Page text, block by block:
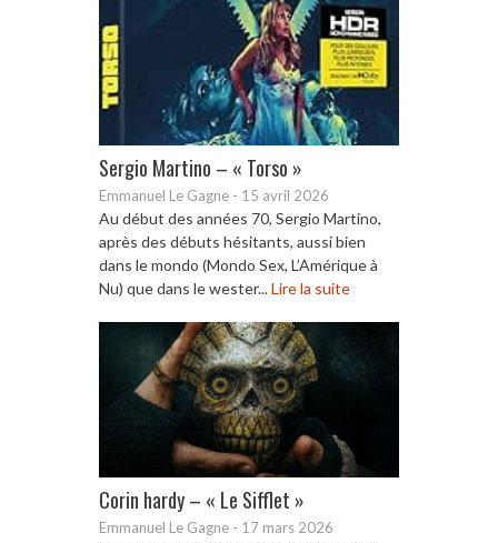
Sergio Martino – « Torso »
Emmanuel Le Gagne - 15 avril 2026
Au début des années 70, Sergio Martino,
après des débuts hésitants, aussi bien
dans le mondo (Mondo Sex, L’Amérique à
Nu) que dans le wester...Lire la suite
Corin hardy – « Le Sifflet »
Emmanuel Le Gagne - 17 mars 2026